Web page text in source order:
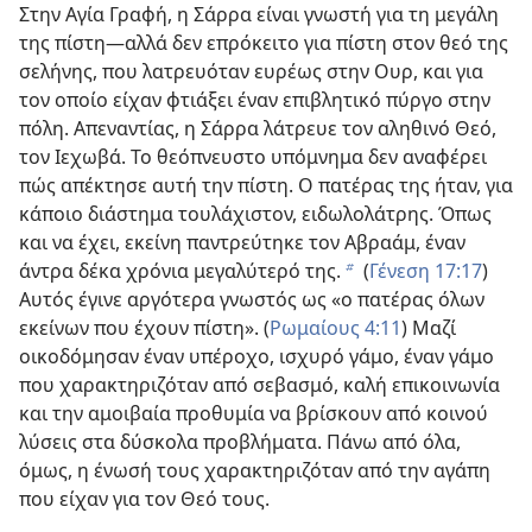
Στην Αγία Γραφή, η Σάρρα είναι γνωστή για τη μεγάλη
της πίστη​—αλλά δεν επρόκειτο για πίστη στον θεό της
σελήνης, που λατρευόταν ευρέως στην Ουρ, και για
τον οποίο είχαν φτιάξει έναν επιβλητικό πύργο στην
πόλη. Απεναντίας, η Σάρρα λάτρευε τον αληθινό Θεό,
τον Ιεχωβά. Το θεόπνευστο υπόμνημα δεν αναφέρει
πώς απέκτησε αυτή την πίστη. Ο πατέρας της ήταν, για
κάποιο διάστημα τουλάχιστον, ειδωλολάτρης. Όπως
και να έχει, εκείνη παντρεύτηκε τον Αβραάμ, έναν
άντρα δέκα χρόνια μεγαλύτερό της. b (Γένεση 17:17)
Αυτός έγινε αργότερα γνωστός ως «ο πατέρας όλων
εκείνων που έχουν πίστη». (Ρωμαίους 4:11) Μαζί
οικοδόμησαν έναν υπέροχο, ισχυρό γάμο, έναν γάμο
που χαρακτηριζόταν από σεβασμό, καλή επικοινωνία
και την αμοιβαία προθυμία να βρίσκουν από κοινού
λύσεις στα δύσκολα προβλήματα. Πάνω από όλα,
όμως, η ένωσή τους χαρακτηριζόταν από την αγάπη
που είχαν για τον Θεό τους.